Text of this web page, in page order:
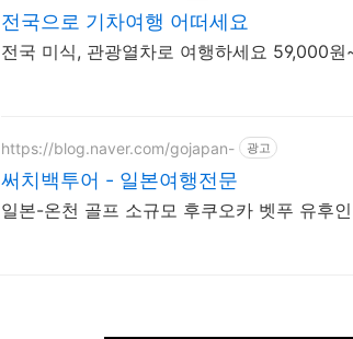
전국으로 기차여행 어떠세요
전국 미식, 관광열차로 여행하세요 59,000
https://blog.naver.com/gojapan- 광고
써치백투어 - 일본여행전문
일본-온천 골프 소규모 후쿠오카 벳푸 유후